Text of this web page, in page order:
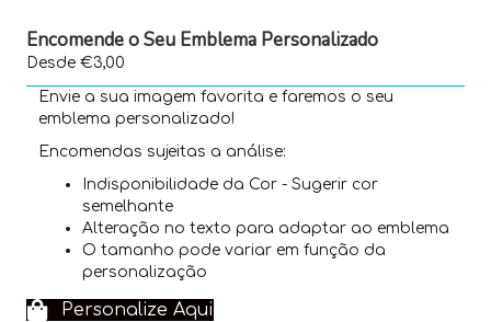
Encomende o Seu Emblema Personalizado
Desde €3,00
Envie a sua imagem favorita e faremos o seu
emblema personalizado!
Encomendas sujeitas a análise:
Indisponibilidade da Cor - Sugerir cor
semelhante
Alteração no texto para adaptar ao emblema
O tamanho pode variar em função da
personalização
Personalize Aqui